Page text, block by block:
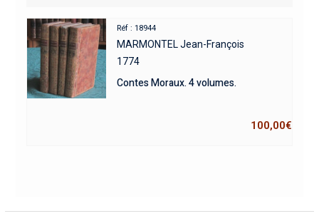
Réf : 18944
MARMONTEL Jean-François
1774
Contes Moraux. 4 volumes.
100,00€